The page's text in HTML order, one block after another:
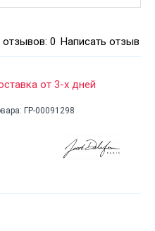
отзывов: 0 Написать отзыв
от 3-х дней
ГР-00091298